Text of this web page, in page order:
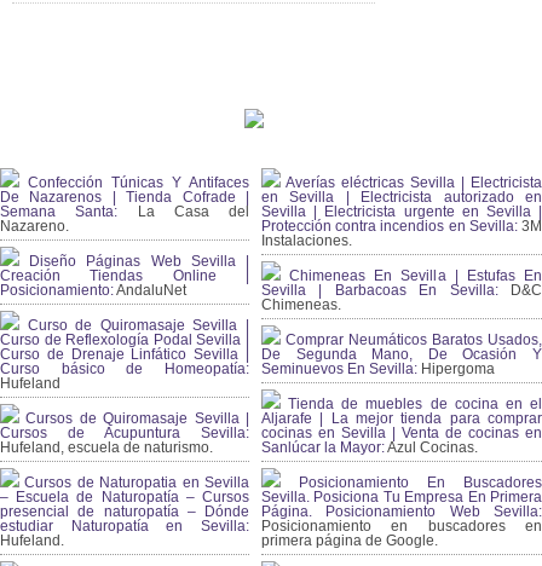
Confección Túnicas Y Antifaces
De Nazarenos | Tienda Cofrade |
Semana Santa: La Casa del
Nazareno.
Diseño Páginas Web Sevilla |
Creación Tiendas Online |
Posicionamiento:AndaluNet
Curso de Quiromasaje Sevilla |
Curso de Reflexología Podal Sevilla |
Curso de Drenaje Linfático Sevilla |
Curso básico de Homeopatía:
Hufeland
Cursos de Quiromasaje Sevilla |
Cursos de Acupuntura Sevilla:
Hufeland, escuela de naturismo.
Cursos de Naturopatia en Sevilla
– Escuela de Naturopatía – Cursos
presencial de naturopatía – Dónde
estudiar Naturopatía en Sevilla:
Hufeland.
Averías eléctricas Sevilla | Electricista
en Sevilla | Electricista autorizado en
Sevilla | Electricista urgente en Sevilla |
Protección contra incendios en Sevilla:3M
Instalaciones.
Chimeneas En Sevilla | Estufas En
Sevilla | Barbacoas En Sevilla:D&C
Chimeneas.
Comprar Neumáticos Baratos Usados,
De Segunda Mano, De Ocasión Y
Seminuevos En Sevilla: Hipergoma
Tienda de muebles de cocina en el
Aljarafe | La mejor tienda para comprar
cocinas en Sevilla | Venta de cocinas en
Sanlúcar la Mayor:Azul Cocinas.
Posicionamiento En Buscadores
Sevilla. Posiciona Tu Empresa En Primera
Página. Posicionamiento Web Sevilla:
Posicionamiento en buscadores en
primera página de Google.